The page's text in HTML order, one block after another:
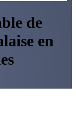
de
en